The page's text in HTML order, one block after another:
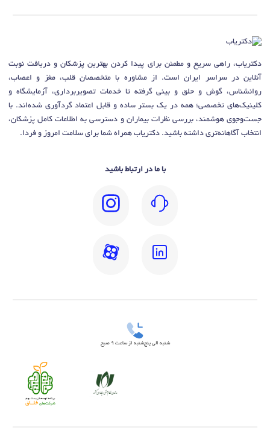
دکتریاب، راهی سریع و مطمئن برای پیدا کردن بهترین پزشکان و دریافت نوبت
آنلاین در سراسر ایران است. از مشاوره با متخصصان قلب، مغز و اعصاب،
روانشناس، گوش و حلق و بینی گرفته تا خدمات تصویربرداری، آزمایشگاه و
کلینیک‌های تخصصی؛ همه در یک بستر ساده و قابل اعتماد گردآوری شده‌اند. با
جست‌وجوی هوشمند، بررسی نظرات بیماران و دسترسی به اطلاعات کامل پزشکان،
انتخاب آگاهانه‌تری داشته باشید. دکتریاب همراه شما برای سلامت امروز و فردا.
با ما در ارتباط باشید
شنبه الی پنج‌شنبه از ساعت 9 صبح